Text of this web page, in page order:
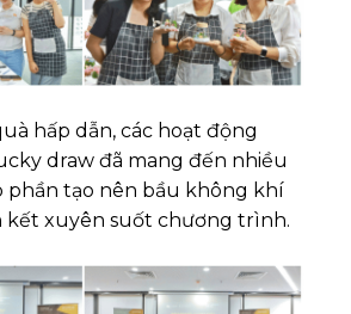
hấp dẫn, các hoạt động
draw đã mang đến nhiều
phần tạo nên bầu không khí
kết xuyên suốt chương trình.